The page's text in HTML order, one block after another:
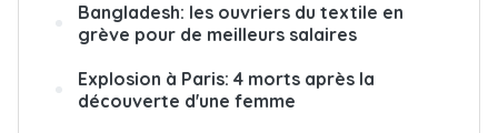
Bangladesh: les ouvriers du textile en
grève pour de meilleurs salaires
Explosion à Paris: 4 morts après la
découverte d'une femme